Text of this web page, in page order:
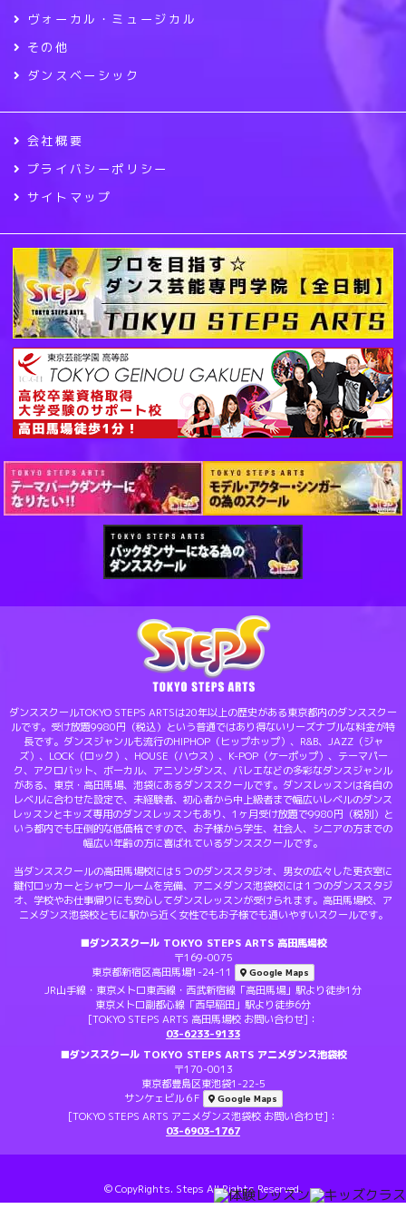
ヴォーカル・ミュージカル
その他
ダンスベーシック
会社概要
プライバシーポリシー
サイトマップ
ダンススクールTOKYO STEPS ARTSは20年以上の歴史がある東京都内のダンススクー
ルです。受け放題9980円（税込）という普通ではあり得ないリーズナブルな料金が特
長です。ダンスジャンルも流行のHIPHOP（ヒップホップ）、R&B、JAZZ（ジャ
ズ）、LOCK（ロック）、HOUSE（ハウス）、K-POP（ケーポップ）、テーマパー
ク、アクロバット、ボーカル、アニソンダンス、バレエなどの多彩なダンスジャンル
がある、東京・高田馬場、池袋にあるダンススクールです。ダンスレッスンは各自の
レベルに合わせた設定で、未経験者、初心者から中上級者まで幅広いレベルのダンス
レッスンとキッズ専用のダンスレッスンもあり、1ヶ月受け放題で9980円（税別）と
いう都内でも圧倒的な低価格ですので、お子様から学生、社会人、シニアの方までの
幅広い年齢の方に喜ばれているダンススクールです。
当ダンススクールの高田馬場校には５つのダンススタジオ、男女の広々した更衣室に
鍵付ロッカーとシャワールームを完備、アニメダンス池袋校には１つのダンススタジ
オ、学校やお仕事帰りにも安心してダンスレッスンが受けられます。高田馬場校、ア
ニメダンス池袋校ともに駅から近く女性でもお子様でも通いやすいスクールです。
■ダンススクール TOKYO STEPS ARTS 高田馬場校
〒169-0075
東京都新宿区高田馬場1-24-11
Google Maps
JR山手線・東京メトロ東西線・西武新宿線「高田馬場」駅より徒歩1分
東京メトロ副都心線「西早稲田」駅より徒歩6分
[TOKYO STEPS ARTS 高田馬場校 お問い合わせ]：
03-6233-9133
■ダンススクール TOKYO STEPS ARTS アニメダンス池袋校
〒170-0013
東京都豊島区東池袋1-22-5
サンケェビル６F
Google Maps
[TOKYO STEPS ARTS アニメダンス池袋校 お問い合わせ]：
03-6903-1767
© CopyRights. Steps All Rights Reserved.